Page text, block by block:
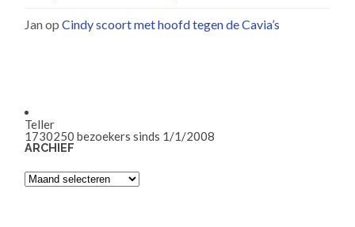
JanopCindy scoort met hoofd tegen de Cavia’s
Teller
1730250 bezoekers sinds 1/1/2008
ARCHIEF
Archief